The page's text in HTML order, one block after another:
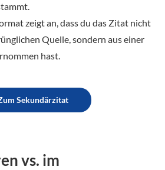
zeigt an, dass du das Zitat nicht
Quelle, sondern aus einer
hast.
Sekundärzitat
vs. im